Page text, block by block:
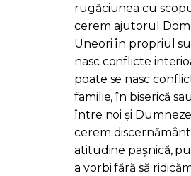
rugăciunea cu
cerem ajutorul
Uneori în propriul
nasc conflicte
poate se nasc
familie, în biserică
între noi și
cerem
atitudine pașnică,
a vorbi fără să